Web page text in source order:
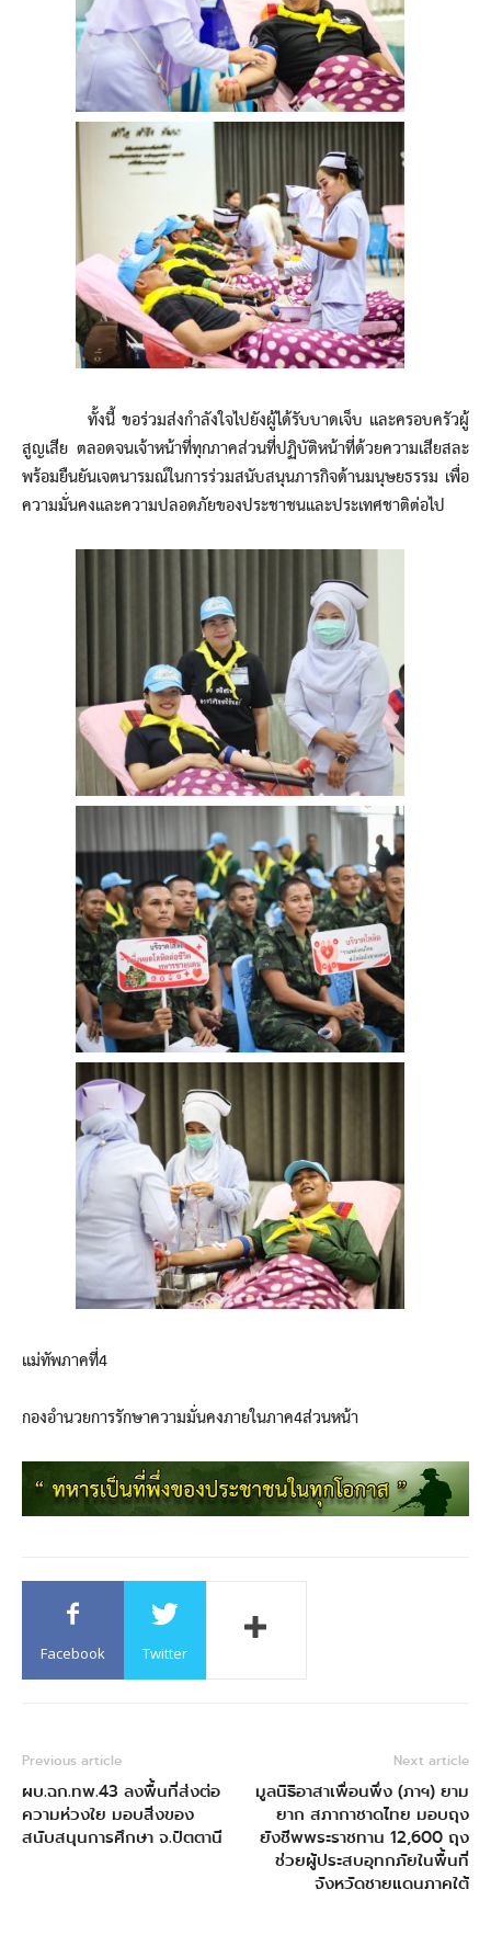
ทั้งนี้ ขอร่วมส่งกำลังใจไปยังผู้ได้รับบาดเจ็บ และครอบครัวผู้
สูญเสีย ตลอดจนเจ้าหน้าที่ทุกภาคส่วนที่ปฏิบัติหน้าที่ด้วยความเสียสละ
พร้อมยืนยันเจตนารมณ์ในการร่วมสนับสนุนภารกิจด้านมนุษยธรรม เพื่อ
ความมั่นคงและความปลอดภัยของประชาชนและประเทศชาติต่อไป
แม่ทัพภาคที่4
กองอำนวยการรักษาความมั่นคงภายในภาค4ส่วนหน้า
Facebook Twitter
Previous article
ผบ.ฉก.ทพ.43 ลงพื้นที่ส่งต่อ
ความห่วงใย มอบสิ่งของ
สนับสนุนการศึกษา จ.ปัตตานี
Next article
มูลนิธิอาสาเพื่อนพึ่ง (ภาฯ) ยาม
ยาก สภากาชาดไทย มอบถุง
ยังชีพพระราชทาน 12,600 ถุง
ช่วยผู้ประสบอุทกภัยในพื้นที่
จังหวัดชายแดนภาคใต้